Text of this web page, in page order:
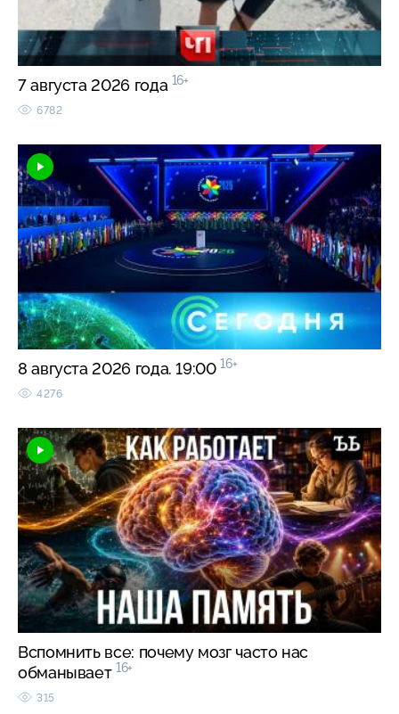
7 августа 2026 года 16+
6782
8 августа 2026 года. 19:00 16+
4276
Вспомнить все: почему мозг часто нас
обманывает 16+
315